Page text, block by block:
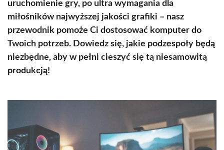
uruchomienie gry, po ultra wymagania dla
miłośników najwyższej jakości grafiki – nasz
przewodnik pomoże Ci dostosować komputer do
Twoich potrzeb. Dowiedz się, jakie podzespoły będą
niezbędne, aby w pełni cieszyć się tą niesamowitą
produkcją!